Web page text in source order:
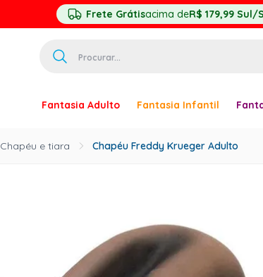
Frete Grátisacima deR$ 179,99 Sul/
Fantasia Adulto Fantasia Infantil
Chapéu e tiara Chapéu Freddy Krueger Adulto
º
princesa
palhaço
º
kpop